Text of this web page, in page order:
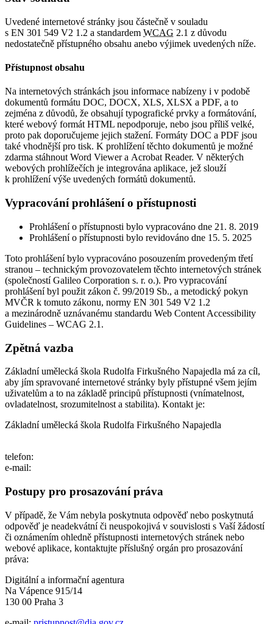
Uvedené internetové stránky jsou částečně v souladu
s EN 301 549 V2 1.2 a standardem WCAG 2.1 z důvodu
nedostatečně přístupného obsahu anebo výjimek uvedených níže.
Přístupnost obsahu
Na internetových stránkách jsou informace nabízeny i v podobě
dokumentů formátu DOC, DOCX, XLS, XLSX a PDF, a to
zejména z důvodů, že obsahují typografické prvky a formátování,
které webový formát HTML nepodporuje, nebo jsou příliš velké,
proto pak doporučujeme jejich stažení. Formáty DOC a PDF jsou
také vhodnější pro tisk. K prohlížení těchto dokumentů je možné
zdarma stáhnout Word Viewer a Acrobat Reader. V některých
webových prohlížečích je integrována aplikace, jež slouží
k prohlížení výše uvedených formátů dokumentů.
Vypracování prohlášení o přístupnosti
Prohlášení o přístupnosti bylo vypracováno dne 21. 8. 2019
Prohlášení o přístupnosti bylo revidováno dne 15. 5. 2025
Toto prohlášení bylo vypracováno posouzením provedeným třetí
stranou – technickým provozovatelem těchto internetových stránek
(společností Galileo Corporation s. r. o.). Pro vypracování
prohlášení byl použit zákon č. 99/2019 Sb., a metodický pokyn
MVČR k tomuto zákonu, normy EN 301 549 V2 1.2
a mezinárodně uznávanému standardu Web Content Accessibility
Guidelines – WCAG 2.1.
Zpětná vazba
Základní umělecká škola Rudolfa Firkušného Napajedla má za cíl,
aby jím spravované internetové stránky byly přístupné všem jejím
uživatelům a to na základě principů přístupnosti (vnímatelnost,
ovladatelnost, srozumitelnost a stabilita). Kontakt je:
Základní umělecká škola Rudolfa Firkušného Napajedla
telefon:
e-mail:
Postupy pro prosazování práva
V případě, že Vám nebyla poskytnuta odpověď nebo poskytnutá
odpověď je neadekvátní či neuspokojivá v souvislosti s Vaší žádostí
či oznámením ohledně přístupnosti internetových stránek nebo
webové aplikace, kontaktujte příslušný orgán pro prosazování
práva:
Digitální a informační agentura
Na Vápence 915/14
130 00 Praha 3